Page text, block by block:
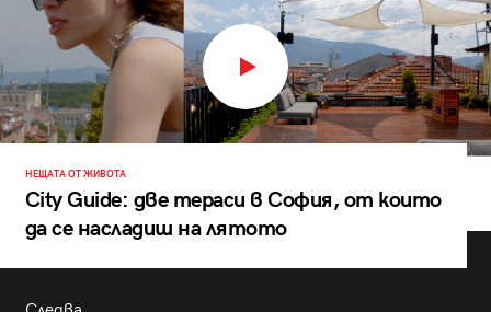
НЕЩАТА ОТ ЖИВОТА
City Guide: две тераси в София, от които
да се насладиш на лятото